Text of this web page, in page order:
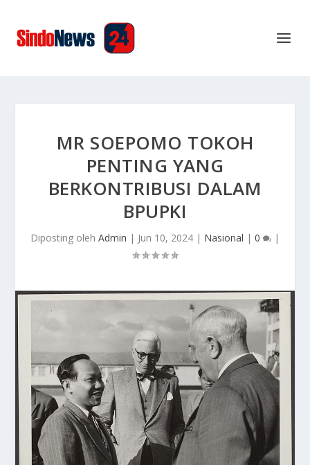
MR SOEPOMO TOKOH
PENTING YANG
BERKONTRIBUSI DALAM
BPUPKI
Diposting oleh Admin | Jun 10, 2024 | Nasional | 0 |